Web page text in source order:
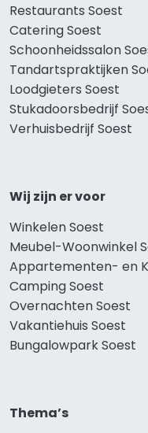
Restaurants Soest
Catering Soest
Schoonheidssalon
Tandartspraktijken
Loodgieters Soest
Stukadoorsbedrijf
Verhuisbedrijf Soest
Wij zijn er voor
Winkelen Soest
Meubel-Woonwinkel
Appartementen- en
Camping Soest
Overnachten Soest
Vakantiehuis Soest
Bungalowpark Soest
Thema’s